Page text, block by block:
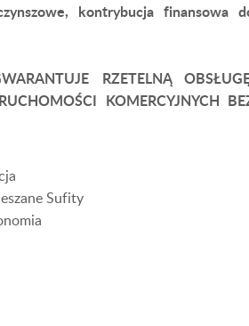
kontrybucja finansowa
RZETELNĄ
KOMERCYJNYCH
Sufity